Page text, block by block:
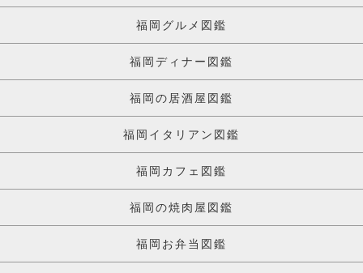
福岡グルメ図鑑
福岡ディナー図鑑
福岡の居酒屋図鑑
福岡イタリアン図鑑
福岡カフェ図鑑
福岡の焼肉屋図鑑
福岡お弁当図鑑